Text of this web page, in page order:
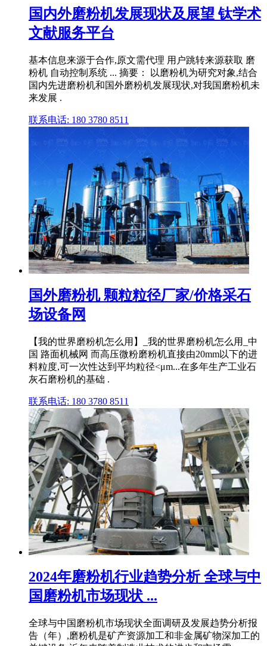
国内外磨粉机发展现状及展望 钛学术
文献服务平台
基本信息来源于合作,原文需代理 用户跳转来源获取 磨
粉机 自动控制系统 ... 摘要： 以磨粉机为研究对象,结合
国内先进磨粉机和国外磨粉机发展现状,对我国磨粉机未
来发展 .
联系电话: 180 3780 8511
国外磨粉机 颗粒粒径厂家/价格采石
场设备网
【我的世界磨粉机怎么用】_我的世界磨粉机怎么用_中
国 路面机械网 而高压微粉磨粉机直接由20mm以下的进
料粒度,可一次性达到平均粒径<μm...在多年生产工业石
灰石磨粉机的基础 .
联系电话: 180 3780 8511
2024年磨粉机行业趋势分析 全球与中
国磨粉机市场现状 ...
全球与中国磨粉机市场现状全面调研及发展趋势分析报
告（年）,磨粉机是矿产资源加工和非金属矿物深加工的